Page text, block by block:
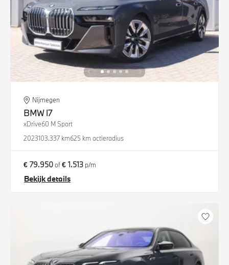
Nijmegen
BMW i7
xDrive60 M Sport
2023103.337 km625 km actieradius
€ 79.950of€ 1.513 p/m
Bekijk details